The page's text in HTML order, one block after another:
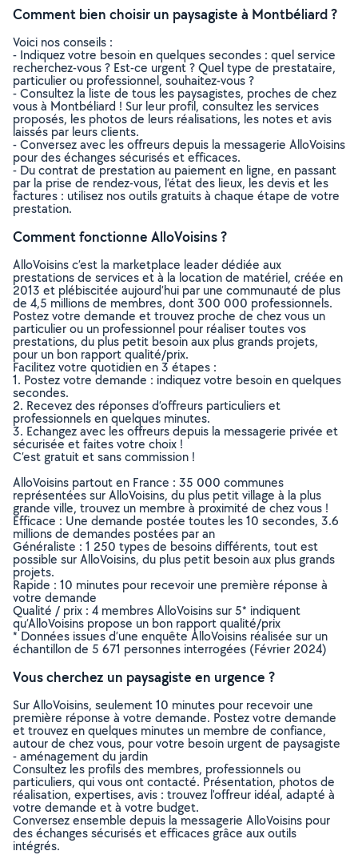
Comment bien choisir un paysagiste à Montbéliard ?
Voici nos conseils :
- Indiquez votre besoin en quelques secondes : quel service
recherchez-vous ? Est-ce urgent ? Quel type de prestataire,
particulier ou professionnel, souhaitez-vous ?
- Consultez la liste de tous les paysagistes, proches de chez
vous à Montbéliard ! Sur leur profil, consultez les services
proposés, les photos de leurs réalisations, les notes et avis
laissés par leurs clients.
- Conversez avec les offreurs depuis la messagerie AlloVoisins
pour des échanges sécurisés et efficaces.
- Du contrat de prestation au paiement en ligne, en passant
par la prise de rendez-vous, l’état des lieux, les devis et les
factures : utilisez nos outils gratuits à chaque étape de votre
prestation.
Comment fonctionne AlloVoisins ?
AlloVoisins c’est la marketplace leader dédiée aux
prestations de services et à la location de matériel, créée en
2013 et plébiscitée aujourd’hui par une communauté de plus
de 4,5 millions de membres, dont 300 000 professionnels.
Postez votre demande et trouvez proche de chez vous un
particulier ou un professionnel pour réaliser toutes vos
prestations, du plus petit besoin aux plus grands projets,
pour un bon rapport qualité/prix.
Facilitez votre quotidien en 3 étapes :
1. Postez votre demande : indiquez votre besoin en quelques
secondes.
2. Recevez des réponses d’offreurs particuliers et
professionnels en quelques minutes.
3. Echangez avec les offreurs depuis la messagerie privée et
sécurisée et faites votre choix !
C’est gratuit et sans commission !
AlloVoisins partout en France : 35 000 communes
représentées sur AlloVoisins, du plus petit village à la plus
grande ville, trouvez un membre à proximité de chez vous !
Efficace : Une demande postée toutes les 10 secondes, 3.6
millions de demandes postées par an
Généraliste : 1 250 types de besoins différents, tout est
possible sur AlloVoisins, du plus petit besoin aux plus grands
projets.
Rapide : 10 minutes pour recevoir une première réponse à
votre demande
Qualité / prix : 4 membres AlloVoisins sur 5* indiquent
qu’AlloVoisins propose un bon rapport qualité/prix
* Données issues d’une enquête AlloVoisins réalisée sur un
échantillon de 5 671 personnes interrogées (Février 2024)
Vous cherchez un paysagiste en urgence ?
Sur AlloVoisins, seulement 10 minutes pour recevoir une
première réponse à votre demande. Postez votre demande
et trouvez en quelques minutes un membre de confiance,
autour de chez vous, pour votre besoin urgent de paysagiste
- aménagement du jardin
Consultez les profils des membres, professionnels ou
particuliers, qui vous ont contacté. Présentation, photos de
réalisation, expertises, avis : trouvez l'offreur idéal, adapté à
votre demande et à votre budget.
Conversez ensemble depuis la messagerie AlloVoisins pour
des échanges sécurisés et efficaces grâce aux outils
intégrés.